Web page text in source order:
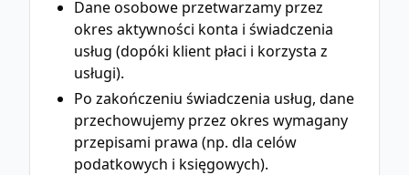
Dane osobowe przetwarzamy przez
okres aktywności konta i świadczenia
usług (dopóki klient płaci i korzysta z
usługi).
Po zakończeniu świadczenia usług, dane
przechowujemy przez okres wymagany
przepisami prawa (np. dla celów
podatkowych i księgowych).